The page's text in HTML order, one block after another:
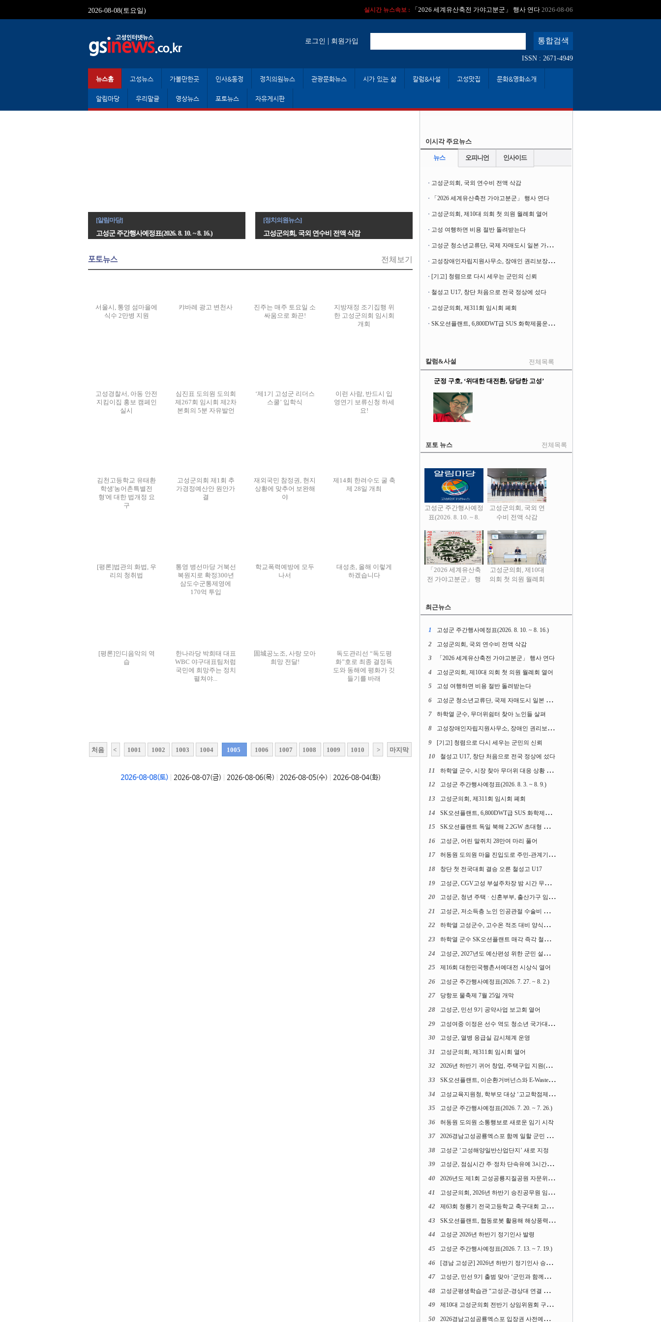
2026-08-08(토요일) 실시간 뉴스속보 : 「2026 세계유산축전 가야고분군」 행사 연다 2026-08-06
로그인 | 회원가입
ISSN : 2671-4949
뉴스홈 고성뉴스 가볼만한곳 인사&동정 정치의원뉴스 관광문화뉴스 시가 있는 삶 칼럼&사설 고성맛집 문화&영화소개
알림마당 우리말글 영상뉴스 포토뉴스 자유게시판
[알림마당]
고성군 주간행사예정표(2026. 8. 10. ~ 8. 16.)
[정치의원뉴스]
고성군의회, 국외 연수비 전액 삭감
포토뉴스 전체보기
서울시, 통영 섬마을에
식수 2만병 지원
캬바레 광고 변천사
진주는 매주 토요일 소
싸움으로 화끈!
지방재정 조기집행 위
한 고성군의회 임시회
개회
고성경찰서, 아동 안전
지킴이집 홍보 캠페인
실시
심진표 도의원 도의회
제267회 임시회 제2차
본회의 5분 자유발언
‘제1기 고성군 리더스
스쿨’ 입학식
이런 사람, 반드시 입
영연기 보류신청 하세
요!
김천고등학교 유태환
학생'농어촌특별전
형'에 대한 법개정 요
구
고성군의회 제1회 추
가경정예산안 원안가
결
재외국민 참정권, 현지
상황에 맞추어 보완해
야
제14회 한려수도 굴 축
제 28일 개최
[평론]법관의 화법, 우
리의 청취법
통영 병선마당 거북선
복원지로 확정300년
삼도수군통제영에
170억 투입
학교폭력예방에 모두
나서
대성초, 올해 이렇게
하겠습니다
[평론]인디음악의 역
습
한나라당 박희태 대표
WBC 야구대표팀처럼
국민에 희망주는 정치
펼쳐야...
固城공노조, 사랑 모아
희망 전달!
독도관리선 “독도평
화”호로 최종 결정독
도와 동해에 평화가 깃
들기를 바래
처음 < 1001 1002 1003 1004 1005 1006 1007 1008 1009 1010 > 마지막
2026-08-08(토)| 2026-08-07(금) | 2026-08-06(목) | 2026-08-05(수) | 2026-08-04(화)
이시각 주요뉴스
뉴스 오피니언 인사이드
고성군의회, 국외 연수비 전액 삭감
「2026 세계유산축전 가야고분군」 행사 연다
고성군의회, 제10대 의회 첫 의원 월례회 열어
고성 여행하면 비용 절반 돌려받는다
고
성군 청소년교류단, 국제 자매도시 일본 가사오카시 찾아
고
성장애인자립지원사무소, 장애인 권리보장 촉구 1인 시위 벌여
[기고] 청렴으로 다시 세우는 군민의 신뢰
철성고 U17, 창단 처음으로 전국 정상에 섰다
고성군의회, 제311회 임시회 폐회
S
K오션플랜트, 6,800DWT급 SUS 화학제품운반선 2척 수주
칼럼&사설 전체목록
군정 구호, ‘위대한 대전환, 당당한 고성’
포토 뉴스 전체목록
고성군 주간행사예정
표(2026. 8. 10. ~ 8.
고성군의회, 국외 연
수비 전액 삭감
「2026 세계유산축
전 가야고분군」 행
고성군의회, 제10대
의회 첫 의원 월례회
최근뉴스
1 고성군 주간행사예정표(2026. 8. 10. ~ 8. 16.)
2 고성군의회, 국외 연수비 전액 삭감
3 「2026 세계유산축전 가야고분군」 행사 연다
4 고성군의회, 제10대 의회 첫 의원 월례회 열어
5 고성 여행하면 비용 절반 돌려받는다
6 고성군 청소년교류단, 국제 자매도시 일본 가사오카시 찾아
7 하학열 군수, 무더위쉼터 찾아 노인들 살펴
8 고성장애인자립지원사무소, 장애인 권리보장 촉구 1인 시위 벌여
9 [기고] 청렴으로 다시 세우는 군민의 신뢰
10 철성고 U17, 창단 처음으로 전국 정상에 섰다
11 하학열 군수, 시장 찾아 무더위 대응 상황 살펴
12 고성군 주간행사예정표(2026. 8. 3. ~ 8. 9.)
13 고성군의회, 제311회 임시회 폐회
14 SK오션플랜트, 6,800DWT급 SUS 화학제품운반선 2척 수주
15 SK오션플랜트 독일 북해 2.2GW 초대형 해상변전소 하부구조물 수주
16 고성군, 어린 말쥐치 28만여 마리 풀어
17 허동원 도의원 마을 진입도로 주민-관계기관과 함께 간담회 열어
18 창단 첫 전국대회 결승 오른 철성고 U17
19 고성군, CGV고성 부설주차장 밤 시간 무료 개방한다
20 고성군, 청년 주택 · 신혼부부, 출산가구 임차보증금 대출이자 지원사업 시행
21 고성군, 저소득층 노인 인공관절 수술비 지원사업 계속 추진
22 하학열 고성군수, 고수온 적조 대비 양식장 현장점검
23 하학열 군수 SK오션플랜트 매각 즉각 철회 촉구 기자회견 열어
24 고성군, 2027년도 예산편성 위한 군민 설문조사 실시
25 제16회 대한민국행촌서예대전 시상식 열어
26 고성군 주간행사예정표(2026. 7. 27. ~ 8. 2.)
27 당항포 물축제 7월 25일 개막
28 고성군, 민선 9기 공약사업 보고회 열어
29 고성여중 이정은 선수 역도 청소년 국가대표에 뽑혀
30 고성군, 열병 응급실 감시체계 운영
31 고성군의회, 제311회 임시회 열어
32 2026년 하반기 귀어 창업, 주택구입 지원(융자) 사업대상자 모집
33 SK오션플랜트, 이순환거버넌스와 E-Waste Zero 업무협약
34 고성교육지원청, 학부모 대상 ‘고교학점제와 대입제도 설명회’ 열어
35 고성군 주간행사예정표(2026. 7. 20. ~ 7. 26.)
36 허동원 도의원 소통행보로 새로운 임기 시작
37 2026경남고성공룡엑스포 함께 일할 군민 모집
38 고성군 ‘고성해양일반산업단지’ 새로 지정
39 고성군, 점심시간 주·정차 단속유예 3시간으로 확대
40 2026년도 제1회 고성공룡지질공원 자문위원회 열어
41 고성군의회, 2026년 하반기 승진공무원 임용장 수여
42 제63회 청룡기 전국고등학교 축구대회 고성서 열린다
43 SK오션플랜트, 협동로봇 활용해 해상풍력 생산 혁신 속도 낸다
44 고성군 2026년 하반기 정기인사 발령
45 고성군 주간행사예정표(2026. 7. 13. ~ 7. 19.)
46 [경남 고성군] 2026년 하반기 정기인사 승진심사 결과
47 고성군, 민선 9기 출범 맞아 ‘군민과 함께하는 대전환 소통간담회’ 열어
48 고성군평생학습관 “고성군-경상대 연결 평생교육” 운영
49 제10대 고성군의회 전반기 상임위원회 구성 완료
50 2026경남고성공룡엑스포 입장권 사전예매 시작